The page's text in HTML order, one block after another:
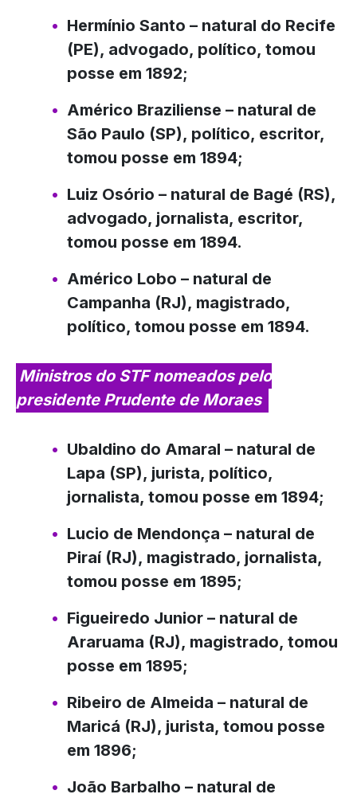
Hermínio Santo – natural do Recife
(PE), advogado, político, tomou
posse em 1892;
Américo Braziliense – natural de
São Paulo (SP), político, escritor,
tomou posse em 1894;
Luiz Osório – natural de Bagé (RS),
advogado, jornalista, escritor,
tomou posse em 1894.
Américo Lobo – natural de
Campanha (RJ), magistrado,
político, tomou posse em 1894.
Ministros do STF nomeados pelo
presidente Prudente de Moraes
Ubaldino do Amaral – natural de
Lapa (SP), jurista, político,
jornalista, tomou posse em 1894;
Lucio de Mendonça – natural de
Piraí (RJ), magistrado, jornalista,
tomou posse em 1895;
Figueiredo Junior – natural de
Araruama (RJ), magistrado, tomou
posse em 1895;
Ribeiro de Almeida – natural de
Maricá (RJ), jurista, tomou posse
em 1896;
João Barbalho – natural de